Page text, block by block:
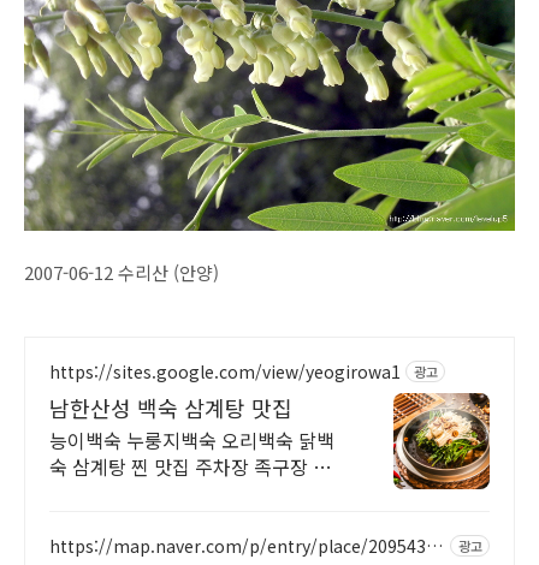
2007-06-12 수리산 (안양)
https://sites.google.com/view/yeogirowa1 광고
남한산성 백숙 삼계탕 맛집
능이백숙 누룽지백숙 오리백숙 닭백
숙 삼계탕 찐 맛집 주차장 족구장 단
https://map.naver.com/p/entry/place/20954329
광고